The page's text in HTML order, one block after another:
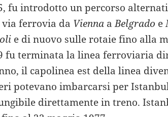
fu introdotto un percorso
via ferrovia da Vienna aBelgrado e
e di nuovo sulle rotaie fino alla
fu terminata la linea ferroviaria
il capolinea est della linea
potevano imbarcarsi per
direttamente in treno.